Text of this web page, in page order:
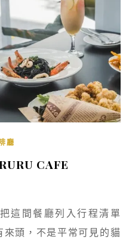
廳
CAFE
這間餐廳列入行程清單
頭，不是平常可見的貓